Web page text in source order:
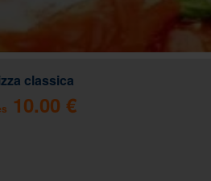
classica
10.00 €